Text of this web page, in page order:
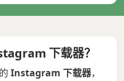
下载器？
Instagram 下载器，